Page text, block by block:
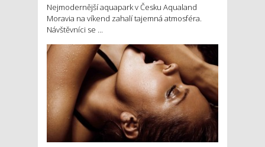
Nejmodernější aquapark v Česku Aqualand
Moravia na víkend zahalí tajemná atmosféra.
Návštěvníci se ...